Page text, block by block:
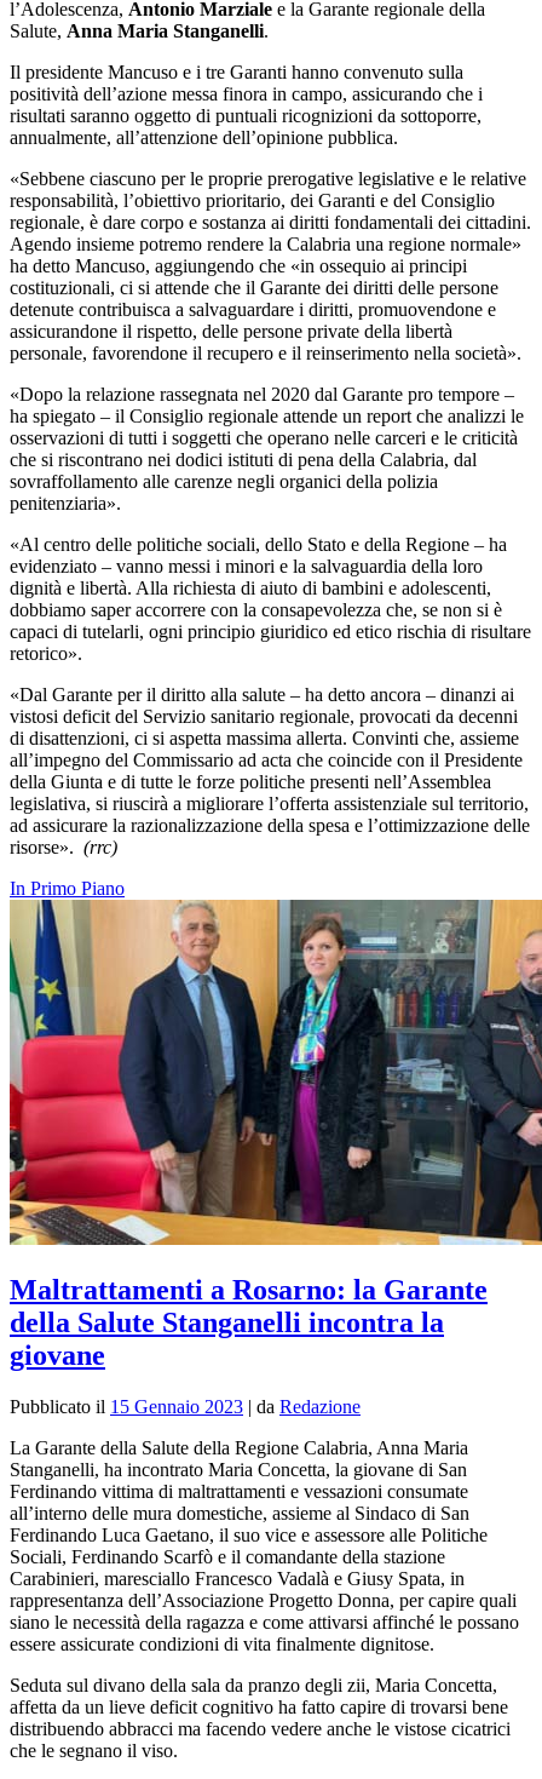
l’Adolescenza, Antonio Marziale e la Garante regionale della
Salute, Anna Maria Stanganelli.
Il presidente Mancuso e i tre Garanti hanno convenuto sulla
positività dell’azione messa finora in campo, assicurando che i
risultati saranno oggetto di puntuali ricognizioni da sottoporre,
annualmente, all’attenzione dell’opinione pubblica.
«Sebbene ciascuno per le proprie prerogative legislative e le relative
responsabilità, l’obiettivo prioritario, dei Garanti e del Consiglio
regionale, è dare corpo e sostanza ai diritti fondamentali dei cittadini.
Agendo insieme potremo rendere la Calabria una regione normale»
ha detto Mancuso, aggiungendo che «in ossequio ai principi
costituzionali, ci si attende che il Garante dei diritti delle persone
detenute contribuisca a salvaguardare i diritti, promuovendone e
assicurandone il rispetto, delle persone private della libertà
personale, favorendone il recupero e il reinserimento nella società».
«Dopo la relazione rassegnata nel 2020 dal Garante pro tempore –
ha spiegato – il Consiglio regionale attende un report che analizzi le
osservazioni di tutti i soggetti che operano nelle carceri e le criticità
che si riscontrano nei dodici istituti di pena della Calabria, dal
sovraffollamento alle carenze negli organici della polizia
penitenziaria».
«Al centro delle politiche sociali, dello Stato e della Regione – ha
evidenziato – vanno messi i minori e la salvaguardia della loro
dignità e libertà. Alla richiesta di aiuto di bambini e adolescenti,
dobbiamo saper accorrere con la consapevolezza che, se non si è
capaci di tutelarli, ogni principio giuridico ed etico rischia di risultare
retorico».
«Dal Garante per il diritto alla salute – ha detto ancora – dinanzi ai
vistosi deficit del Servizio sanitario regionale, provocati da decenni
di disattenzioni, ci si aspetta massima allerta. Convinti che, assieme
all’impegno del Commissario ad acta che coincide con il Presidente
della Giunta e di tutte le forze politiche presenti nell’Assemblea
legislativa, si riuscirà a migliorare l’offerta assistenziale sul territorio,
ad assicurare la razionalizzazione della spesa e l’ottimizzazione delle
risorse». (rrc)
In Primo Piano
Maltrattamenti a Rosarno: la Garante
della Salute Stanganelli incontra la
giovane
Pubblicato il 15 Gennaio 2023 | da Redazione
La Garante della Salute della Regione Calabria, Anna Maria
Stanganelli, ha incontrato Maria Concetta, la giovane di San
Ferdinando vittima di maltrattamenti e vessazioni consumate
all’interno delle mura domestiche, assieme al Sindaco di San
Ferdinando Luca Gaetano, il suo vice e assessore alle Politiche
Sociali, Ferdinando Scarfò e il comandante della stazione
Carabinieri, maresciallo Francesco Vadalà e Giusy Spata, in
rappresentanza dell’Associazione Progetto Donna, per capire quali
siano le necessità della ragazza e come attivarsi affinché le possano
essere assicurate condizioni di vita finalmente dignitose.
Seduta sul divano della sala da pranzo degli zii, Maria Concetta,
affetta da un lieve deficit cognitivo ha fatto capire di trovarsi bene
distribuendo abbracci ma facendo vedere anche le vistose cicatrici
che le segnano il viso.